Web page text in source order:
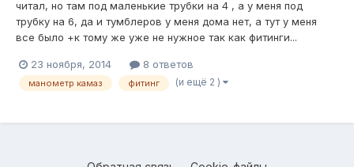
читал, но там под маленькие трубки на 4 , а у меня под
трубку на 6, да и тумблеров у меня дома нет, а тут у меня
все было +к тому же уже не нужное так как фитинги...
23 ноября, 2014 8 ответов
манометр камаз фитинг (и ещё 2 )